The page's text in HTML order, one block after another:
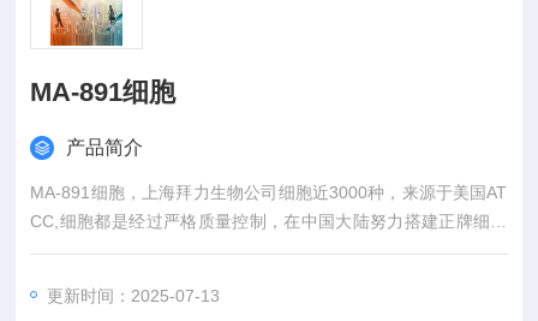
MA-891细胞
产品简介
MA-891细胞，上海拜力生物公司细胞近3000种，来源于美国AT
CC,细胞都是经过严格质量控制，在中国大陆努力搭建正牌细胞
与国内广大科研人员之间的沟通桥梁。外，还有更多相关实验产
更新时间：2025-07-13